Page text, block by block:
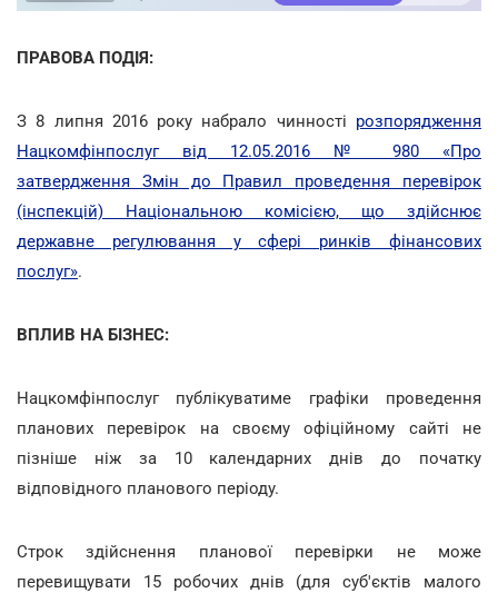
ПРАВОВА ПОДІЯ:
З 8 липня 2016 року набрало чинності розпорядження
Нацкомфінпослуг від 12.05.2016 № 980 «Про
затвердження Змін до Правил проведення перевірок
(інспекцій) Національною комісією, що здійснює
державне регулювання у сфері ринків фінансових
послуг».
ВПЛИВ НА БІЗНЕС:
Нацкомфінпослуг публікуватиме графіки проведення
планових перевірок на своєму офіційному сайті не
пізніше ніж за 10 календарних днів до початку
відповідного планового періоду.
Строк здійснення планової перевірки не може
перевищувати 15 робочих днів (для суб'єктів малого